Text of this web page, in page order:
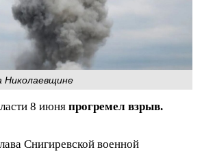
Николаевщине
8 июня прогремел взрыв.
Снигиревской военной